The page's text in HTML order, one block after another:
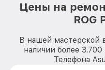
Цены на
ROG
В нашей мастерской
наличии более
Телефона